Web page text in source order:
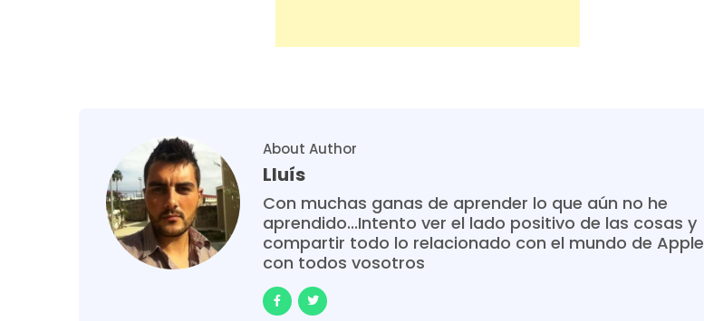
About Author
Lluís
Con muchas ganas de aprender lo que aún no he
aprendido...Intento ver el lado positivo de las cosas y
compartir todo lo relacionado con el mundo de Apple
con todos vosotros